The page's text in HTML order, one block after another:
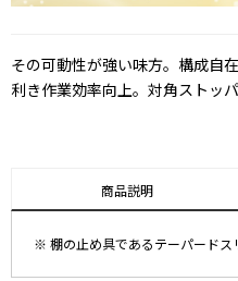
その可動性が強い味方。構成自
利き作業効率向上。対角ストッ
商品説明
※ 棚の止め具であるテーパードス